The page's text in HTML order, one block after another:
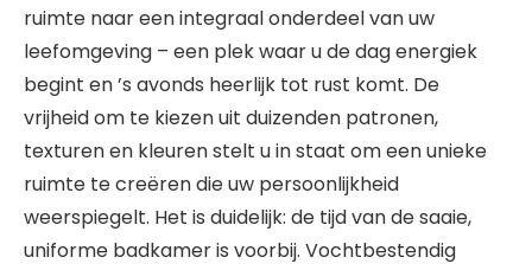
ruimte naar een integraal onderdeel van uw
leefomgeving – een plek waar u de dag energiek
begint en ’s avonds heerlijk tot rust komt. De
vrijheid om te kiezen uit duizenden patronen,
texturen en kleuren stelt u in staat om een unieke
ruimte te creëren die uw persoonlijkheid
weerspiegelt. Het is duidelijk: de tijd van de saaie,
uniforme badkamer is voorbij. Vochtbestendig